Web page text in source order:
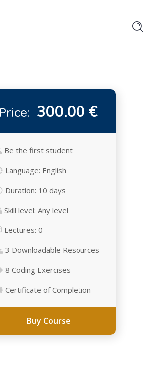
Price: 300.00 €
Be the first student
Language: English
Duration: 10 days
Skill level: Any level
Lectures: 0
3 Downloadable Resources
8 Сoding Exercises
Certificate of Completion
Buy Course